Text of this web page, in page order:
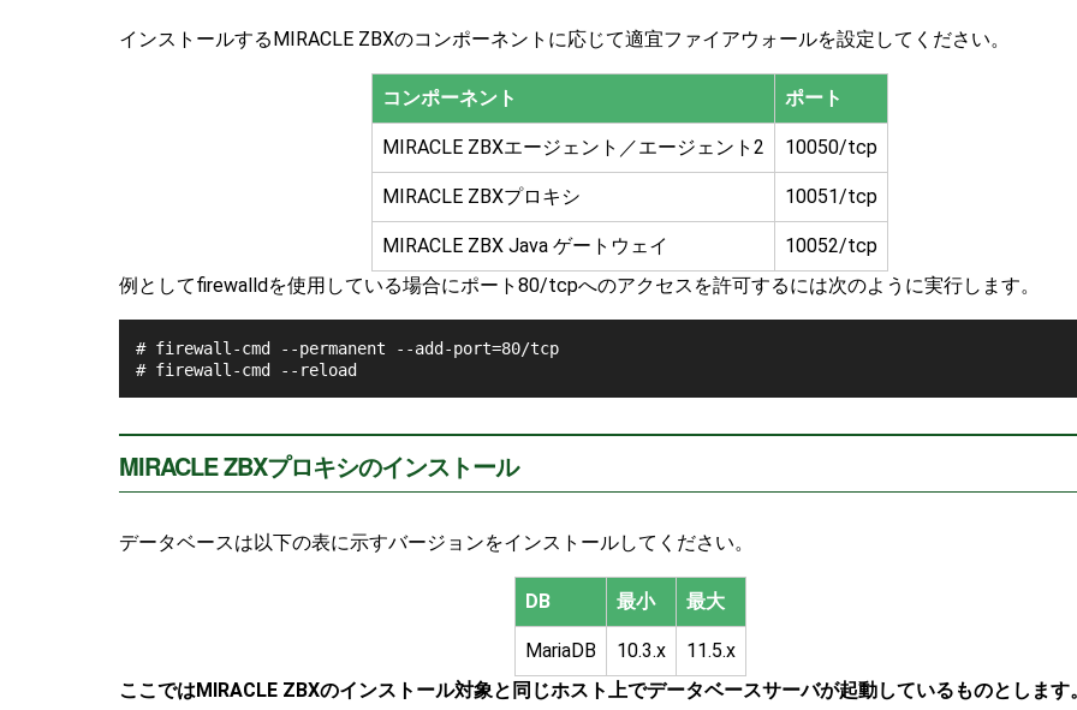
インストールするMIRACLE ZBXのコンポーネントに応じて適宜ファイアウォールを設定してください。
コンポーネント ポート
MIRACLE ZBXエージェント／エージェント2 10050/tcp
MIRACLE ZBXプロキシ 10051/tcp
MIRACLE ZBX Java ゲートウェイ
10052/tcp
例としてfirewalldを使用している場合にポート80/tcpへのアクセスを許可するには次のように実行します。
# firewall-cmd --permanent --add-port=80/tcp
MIRACLE ZBXプロキシのインストール
データベースは以下の表に示すバージョンをインストールしてください。
DB 最小 最大
MariaDB 10.3.x
11.5.x
ここではMIRACLE ZBXのインストール対象と同じホスト上でデータベースサーバが起動しているものとします